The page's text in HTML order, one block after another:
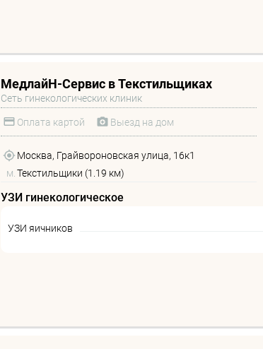
МедлайН-Сервис в Текстильщиках
Сеть гинекологических клиник
Оплата картой Выезд на дом
Москва, Грайвороновская улица, 16к1
м. Текстильщики (1.19 км)
УЗИ гинекологическое
УЗИ яичников